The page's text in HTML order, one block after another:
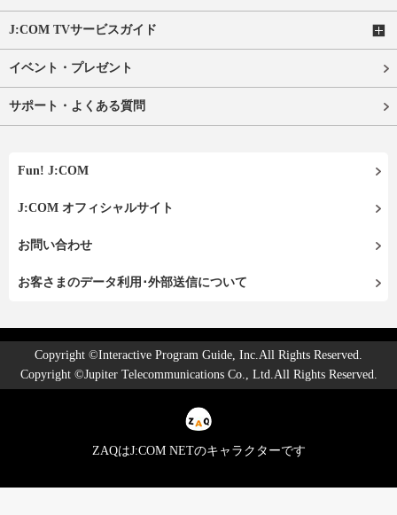
J:COM TVサービスガイド
イベント・プレゼント
サポート・よくある質問
Fun! J:COM
J:COM オフィシャルサイト
お問い合わせ
お客さまのデータ利用･外部送信について
Copyright ©Interactive Program Guide, Inc.All Rights Reserved.
Copyright ©Jupiter Telecommunications Co., Ltd.All Rights Reserved.
ZAQはJ:COM NETのキャラクターです